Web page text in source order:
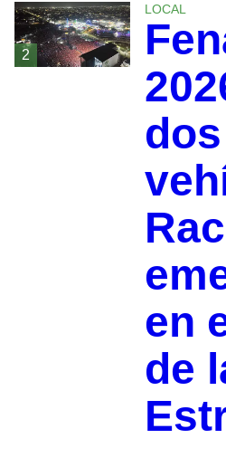
2
LOCAL
dos
en
de